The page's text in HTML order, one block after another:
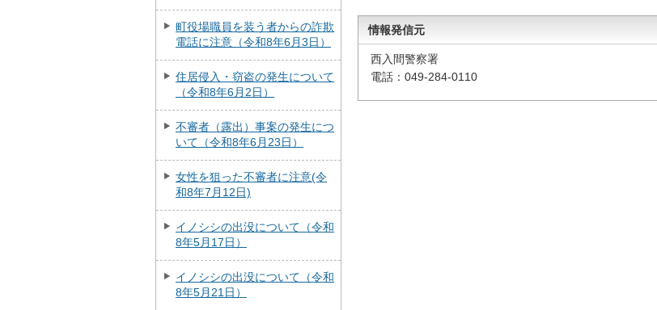
町役場職員を装う者からの詐欺
電話に注意（令和8年6月3日）
住居侵入・窃盗の発生について
（令和8年6月2日）
不審者（露出）事案の発生につ
いて（令和8年6月23日）
女性を狙った不審者に注意(令
和8年7月12日)
イノシシの出没について（令和
8年5月17日）
イノシシの出没について（令和
8年5月21日）
情報発信元
西入間警察署
電話：049-284-0110